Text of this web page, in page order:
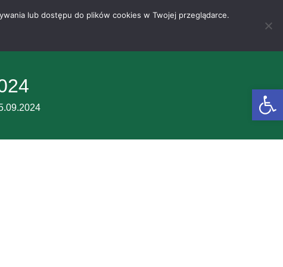
lub dostępu do plików cookies w Twojej przeglądarce.